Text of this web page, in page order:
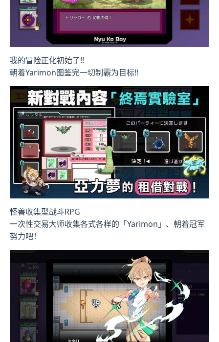
我的冒险正化初始了!!
朝着Yarimon图鉴完一切制霸为目标!!
怪兽收集型战斗RPG
一次性交易大师收集各式各样的「Yarimon」、朝着冠军
努力吧！